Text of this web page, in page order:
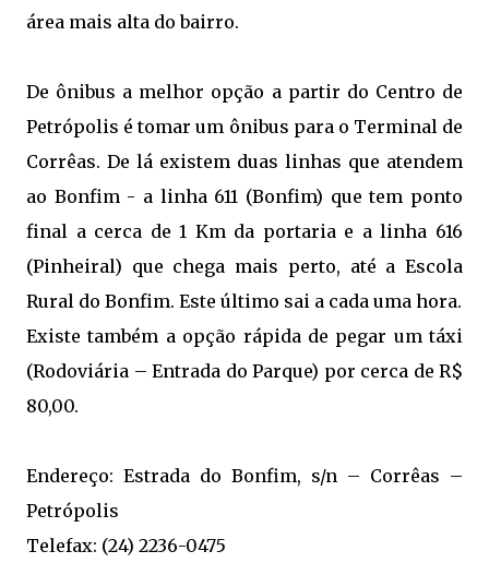
área mais alta do bairro.
De ônibus a melhor opção a partir do Centro de
Petrópolis é tomar um ônibus para o Terminal de
Corrêas. De lá existem duas linhas que atendem
ao Bonfim - a linha 611 (Bonfim) que tem ponto
final a cerca de 1 Km da portaria e a linha 616
(Pinheiral) que chega mais perto, até a Escola
Rural do Bonfim. Este último sai a cada uma hora.
Existe também a opção rápida de pegar um táxi
(Rodoviária – Entrada do Parque) por cerca de R$
80,00.
Endereço: Estrada do Bonfim, s/n – Corrêas –
Petrópolis
Telefax: (24) 2236-0475